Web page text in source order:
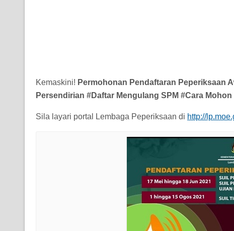
Kemaskini! Permohonan Pendaftaran Peperiksaan
Persendirian #Daftar Mengulang SPM #Cara
Sila layari portal Lembaga Peperiksaan di http://